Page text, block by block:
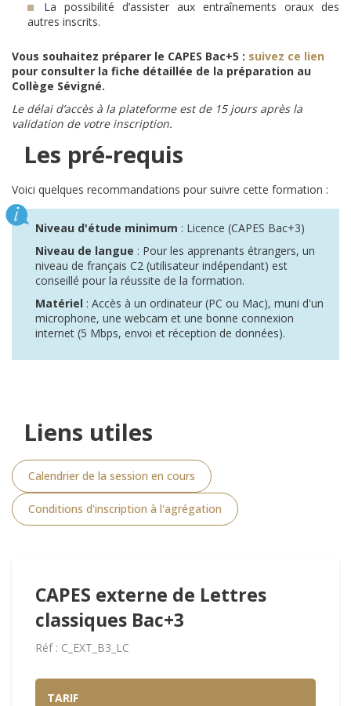
La possibilité d’assister aux entraînements oraux des
autres inscrits.
Vous souhaitez préparer le CAPES Bac+5 : suivez ce lien
pour consulter la fiche détaillée de la préparation au
Collège Sévigné.
Le délai d’accès à la plateforme est de 15 jours après la
validation de votre inscription.
Les pré-requis
Voici quelques recommandations pour suivre cette formation :
Niveau d'étude minimum : Licence (CAPES Bac+3)
Niveau de langue : Pour les apprenants étrangers, un
niveau de français C2 (utilisateur indépendant) est
conseillé pour la réussite de la formation.
Matériel : Accès à un ordinateur (PC ou Mac), muni d'un
microphone, une webcam et une bonne connexion
internet (5 Mbps, envoi et réception de données).
Liens utiles
Calendrier de la session en cours
Conditions d'inscription à l'agrégation
CAPES externe de Lettres
classiques Bac+3
Réf : C_EXT_B3_LC
TARIF